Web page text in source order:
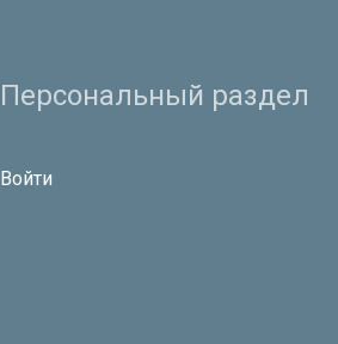
Персональный раздел
Войти